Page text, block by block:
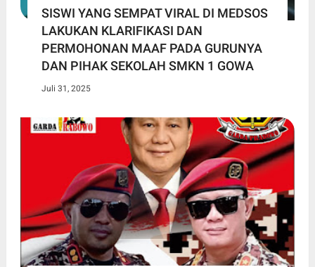
SISWI YANG SEMPAT VIRAL DI MEDSOS
LAKUKAN KLARIFIKASI DAN
PERMOHONAN MAAF PADA GURUNYA
DAN PIHAK SEKOLAH SMKN 1 GOWA
Juli 31, 2025